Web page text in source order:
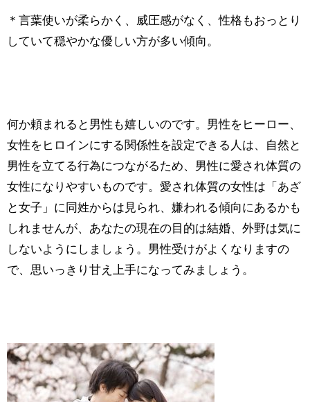
＊言葉使いが柔らかく、威圧感がなく、性格もおっとり
していて穏やかな優しい方が多い傾向。
何か頼まれると男性も嬉しいのです。男性をヒーロー、
女性をヒロインにする関係性を設定できる人は、自然と
男性を立てる行為につながるため、男性に愛され体質の
女性になりやすいものです。愛され体質の女性は「あざ
と女子」に同姓からは見られ、嫌われる傾向にあるかも
しれませんが、あなたの現在の目的は結婚、外野は気に
しないようにしましょう。男性受けがよくなりますの
で、思いっきり甘え上手になってみましょう。